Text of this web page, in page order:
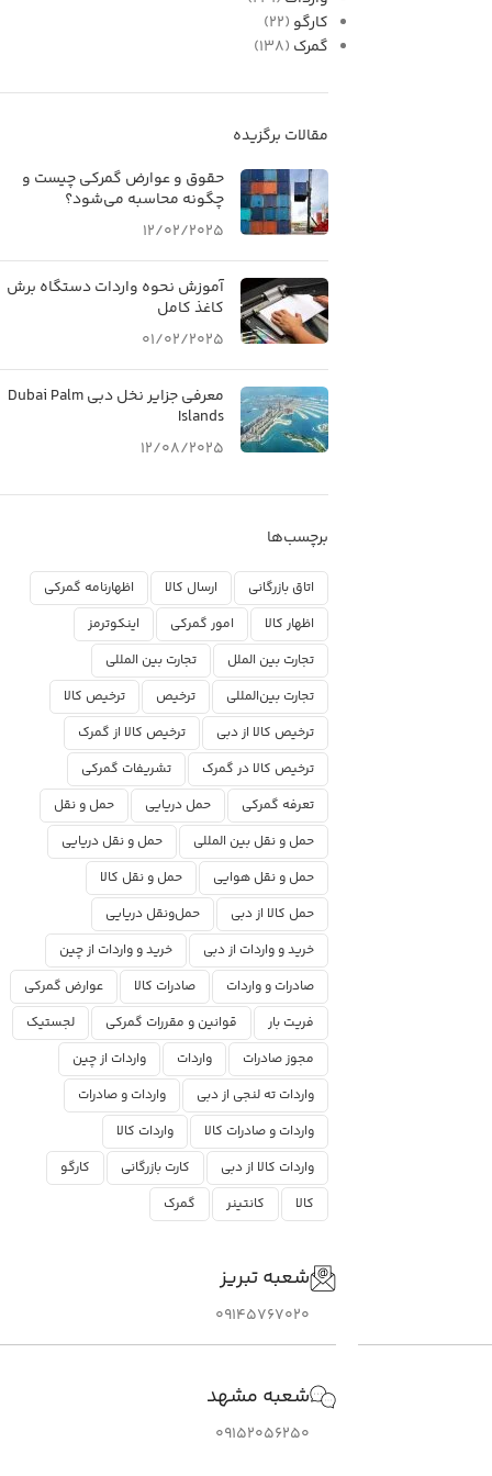
کارگو (22)
گمرک (138)
مقالات برگزیده
حقوق و عوارض گمرکی چیست و
چگونه محاسبه می‌شود؟
12/02/2025
آموزش نحوه واردات دستگاه برش
کاغذ کامل
01/02/2025
معرفی جزایر نخل دبی Dubai Palm
Islands
12/08/2025
برچسب‌ها
اتاق بازرگانی ارسال کالا
اظهارنامه گمرکی
اظهار کالا
امور گمرکی
اینکوترمز
تجارت بین الملل
تجارت بین المللی
تجارت بین‌المللی
ترخیص
ترخیص کالا
ترخیص کالا از دبی
ترخیص کالا از گمرک
ترخیص کالا در گمرک
تشریفات گمرکی
تعرفه گمرکی
حمل دریایی
حمل و نقل
حمل و نقل بین المللی
حمل و نقل دریایی
حمل و نقل هوایی
حمل و نقل کالا
حمل کالا از دبی
حمل‌ونقل دریایی
خرید و واردات از دبی
خرید و واردات از چین
صادرات و واردات
صادرات کالا
عوارض گمرکی
فریت بار
قوانین و مقررات گمرکی
لجستیک
مجوز صادرات
واردات
واردات از چین
واردات ته لنجی از دبی
واردات و صادرات
واردات و صادرات کالا
واردات کالا
واردات کالا از دبی
کارت بازرگانی
کارگو
کالا
کانتینر گمرک
شعبه تبریز
09145767020
شعبه مشهد
09152056250